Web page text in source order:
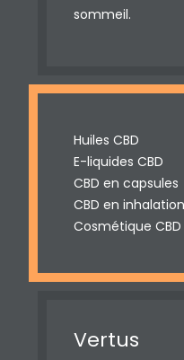
sommeil.
Huiles CBD
E-liquides CBD
CBD en capsules
CBD en inhalation
Cosmétique CBD
Vertus